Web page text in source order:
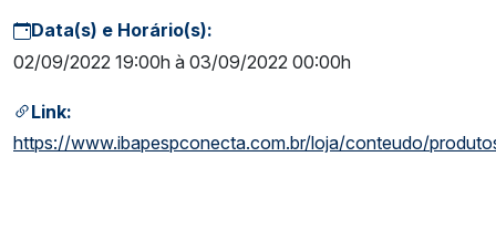
Data(s) e Horário(s):
02/09/2022 19:00h à 03/09/2022 00:00h
Link:
https://www.ibapespconecta.com.br/loja/conteudo/